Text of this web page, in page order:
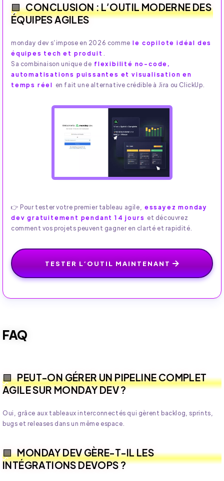
CONCLUSION : L’OUTIL MODERNE DES
ÉQUIPES AGILES
monday dev s’impose en 2026 comme le copilote idéal des
équipes tech et produit .
Sa combinaison unique de flexibilité no-code,
automatisations puissantes et visualisation en
temps réel en fait une alternative crédible à Jira ou ClickUp.
👉 Pour tester votre premier tableau agile, essayez monday
dev gratuitement pendant 14 jours et découvrez
comment vos projets peuvent gagner en clarté et rapidité.
TESTER L’OUTIL MAINTENANT
FAQ
PEUT-ON GÉRER UN PIPELINE COMPLET
AGILE SUR MONDAY DEV ?
Oui, grâce aux tableaux interconnectés qui gèrent backlog, sprints,
bugs et releases dans un même espace.
MONDAY DEV GÈRE-T-IL LES
INTÉGRATIONS DEVOPS ?